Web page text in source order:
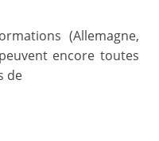
(Allemagne,
encore toutes
de